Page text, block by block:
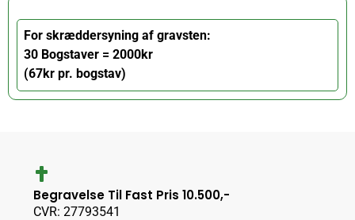
For skræddersyning af gravsten:
30 Bogstaver = 2000kr
(67kr pr. bogstav)
Begravelse Til Fast Pris 10.500,-
CVR: 27793541